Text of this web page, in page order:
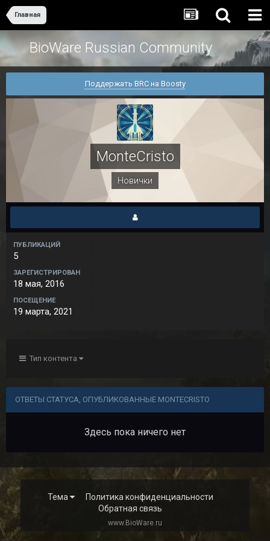
Главная
BioWare Russian Community
Поддержать BRC на Boosty
MonteCristo
Новички
ПУБЛИКАЦИЙ
5
ЗАРЕГИСТРИРОВАН
18 мая, 2016
ПОСЕЩЕНИЕ
19 марта, 2021
Тип контента
ОТВЕТЫ СТАТУСА, ОПУБЛИКОВАННЫЕ MONTECRISTO
Здесь пока ничего нет
Тема
Политика конфиденциальности
Обратная связь
www.BioWare.ru